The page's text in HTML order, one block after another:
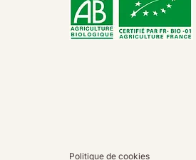
Politique de cookies